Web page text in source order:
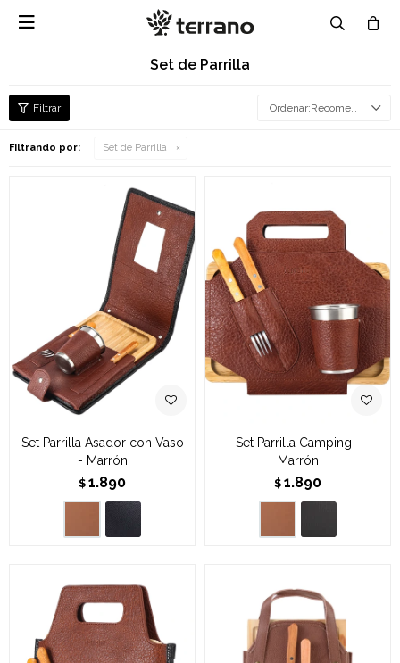

Set de Parrilla
Recomendados
Filtrando por: Set de Parrilla
Set Parrilla Asador con Vaso
- Marrón
$ 1.890
Set Parrilla Camping -
Marrón
$ 1.890